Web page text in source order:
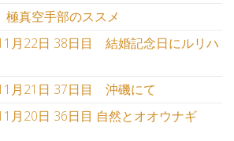
真空手部のススメ
月22日 38日目 結婚記念日にルリハ
月21日 37日目 沖磯にて
月20日 36日目 自然とオオウナギ